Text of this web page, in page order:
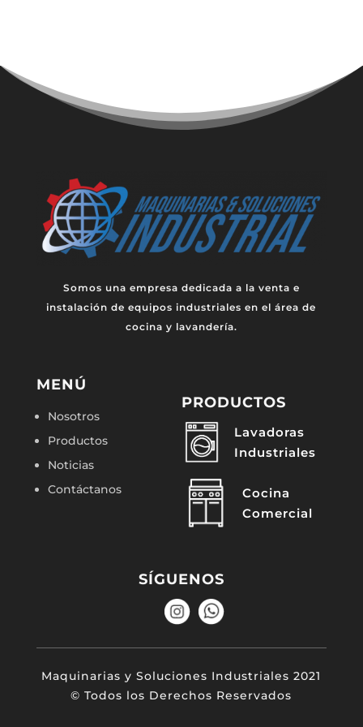
Somos una empresa dedicada a la venta e
instalación de equipos industriales en el área de
cocina y lavandería.
MENÚ
Nosotros
Productos
Noticias
Contáctanos
PRODUCTOS
Lavadoras
Industriales
Cocina
Comercial
SÍGUENOS
Maquinarias y Soluciones Industriales 2021
© Todos los Derechos Reservados